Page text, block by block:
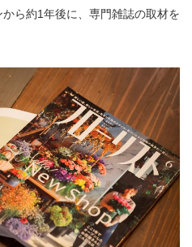
ら約1年後に、専門雑誌の取材を